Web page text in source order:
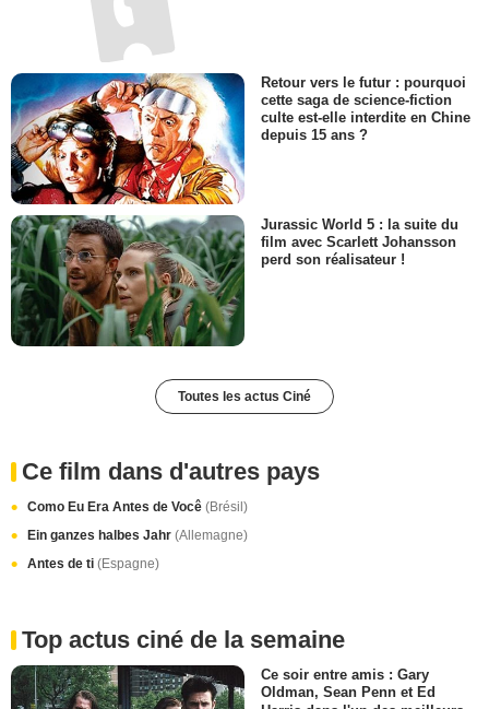
Retour vers le futur : pourquoi
cette saga de science-fiction
culte est-elle interdite en Chine
depuis 15 ans ?
Jurassic World 5 : la suite du
film avec Scarlett Johansson
perd son réalisateur !
Toutes les actus Ciné
Ce film dans d'autres pays
Como Eu Era Antes de Você (Brésil)
Ein ganzes halbes Jahr (Allemagne)
Antes de ti (Espagne)
Top actus ciné de la semaine
Ce soir entre amis : Gary
Oldman, Sean Penn et Ed